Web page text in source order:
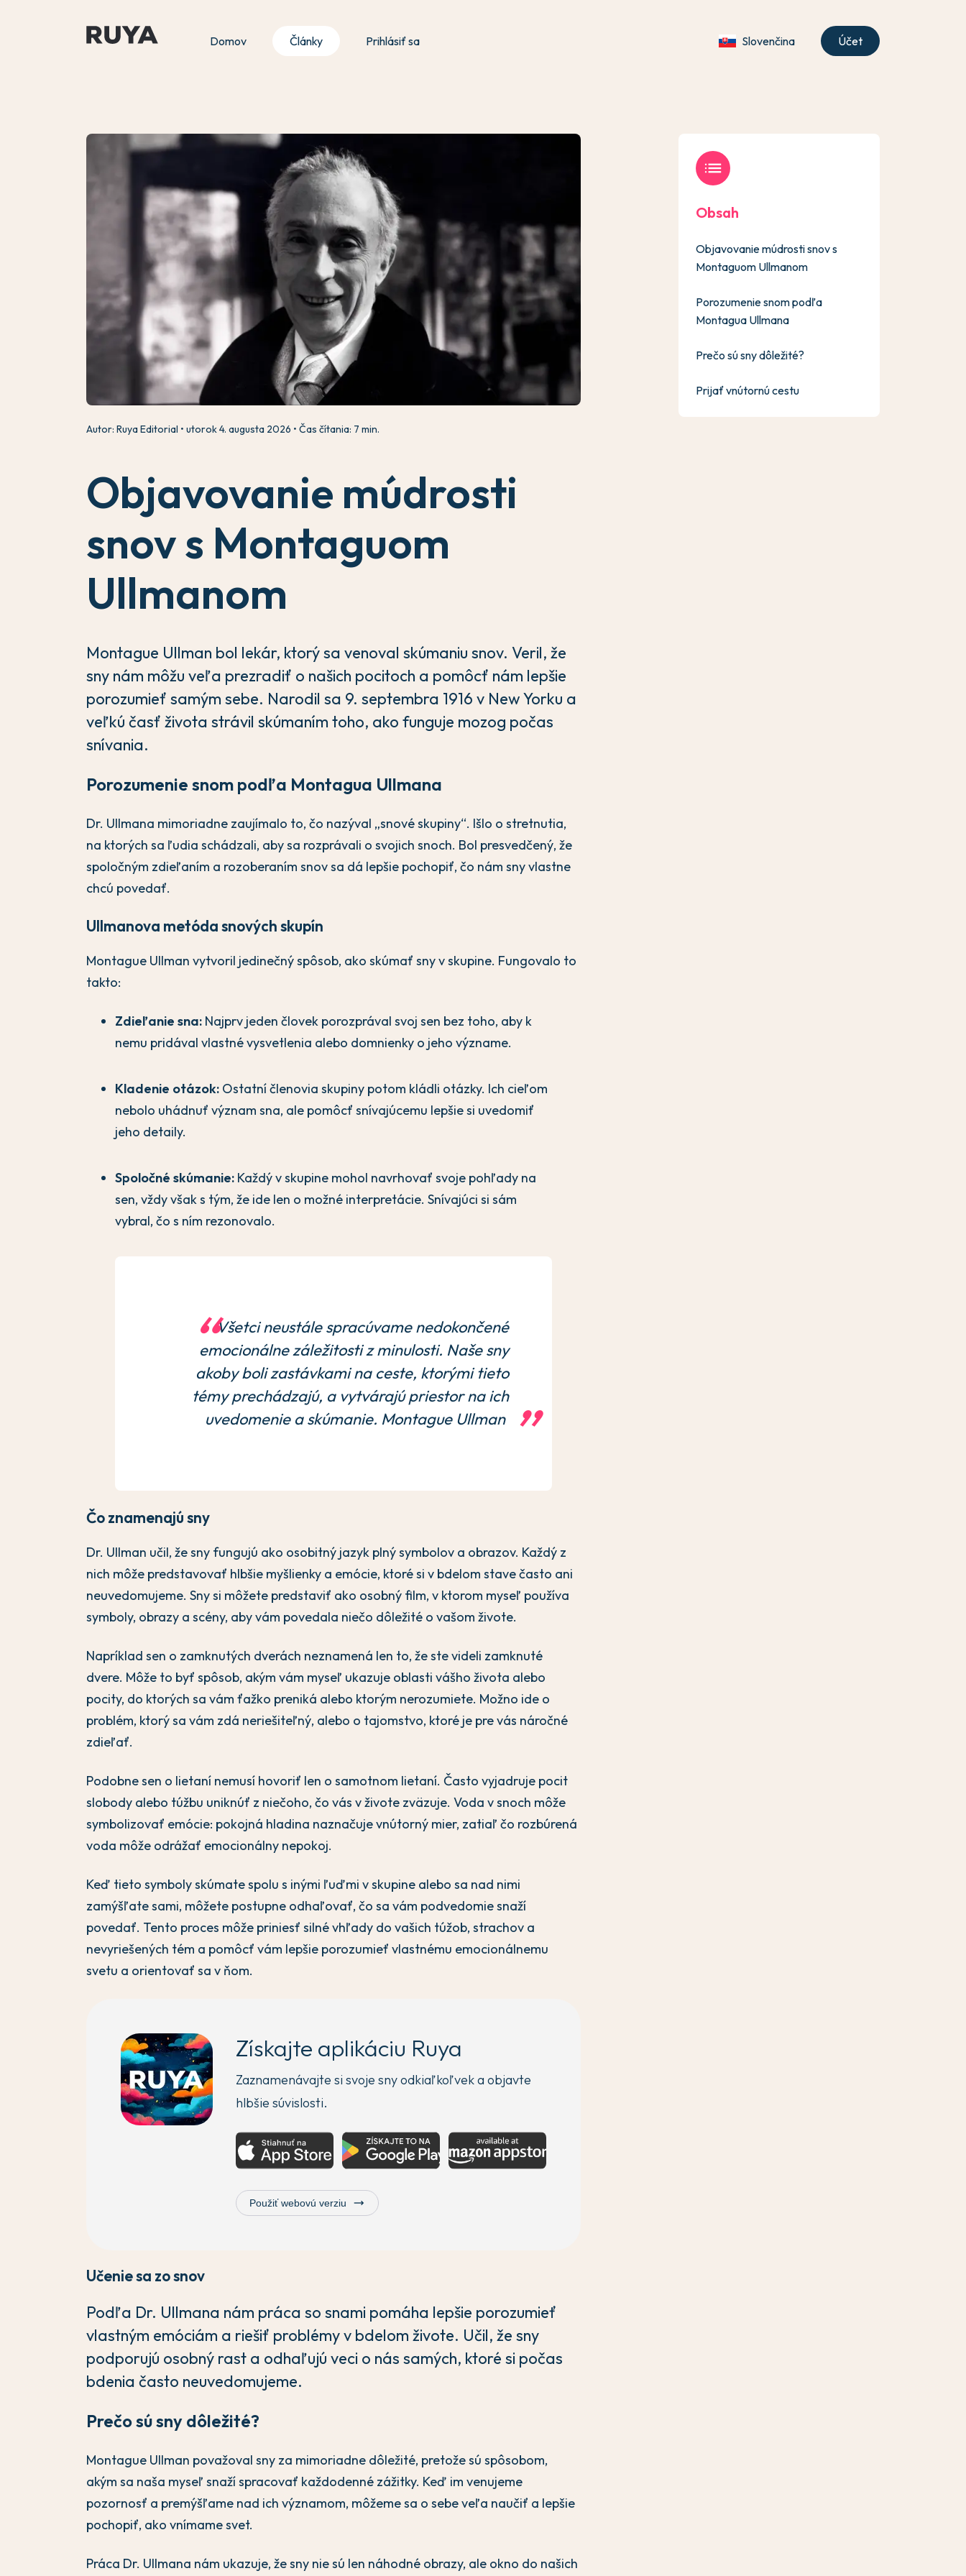
Domov Články Prihlásiť sa Slovenčina Účet
Autor: Ruya Editorial utorok 4. augusta 2026 Čas čítania: 7 min.
Objavovanie múdrosti
snov s Montaguom
Ullmanom
Montague Ullman bol lekár, ktorý sa venoval skúmaniu snov. Veril, že
sny nám môžu veľa prezradiť o našich pocitoch a pomôcť nám lepšie
porozumieť samým sebe. Narodil sa 9. septembra 1916 v New Yorku a
veľkú časť života strávil skúmaním toho, ako funguje mozog počas
snívania.
Porozumenie snom podľa Montagua Ullmana
Dr. Ullmana mimoriadne zaujímalo to, čo nazýval „snové skupiny“. Išlo o stretnutia,
na ktorých sa ľudia schádzali, aby sa rozprávali o svojich snoch. Bol presvedčený, že
spoločným zdieľaním a rozoberaním snov sa dá lepšie pochopiť, čo nám sny vlastne
chcú povedať.
Ullmanova metóda snových skupín
Montague Ullman vytvoril jedinečný spôsob, ako skúmať sny v skupine. Fungovalo to
takto:
Zdieľanie sna: Najprv jeden človek porozprával svoj sen bez toho, aby k
nemu pridával vlastné vysvetlenia alebo domnienky o jeho význame.
Kladenie otázok: Ostatní členovia skupiny potom kládli otázky. Ich cieľom
nebolo uhádnuť význam sna, ale pomôcť snívajúcemu lepšie si uvedomiť
jeho detaily.
Spoločné skúmanie: Každý v skupine mohol navrhovať svoje pohľady na
sen, vždy však s tým, že ide len o možné interpretácie. Snívajúci si sám
vybral, čo s ním rezonovalo.
Všetci neustále spracúvame nedokončené
emocionálne záležitosti z minulosti. Naše sny
akoby boli zastávkami na ceste, ktorými tieto
témy prechádzajú, a vytvárajú priestor na ich
uvedomenie a skúmanie. Montague Ullman
Čo znamenajú sny
Dr. Ullman učil, že sny fungujú ako osobitný jazyk plný symbolov a obrazov. Každý z
nich môže predstavovať hlbšie myšlienky a emócie, ktoré si v bdelom stave často ani
neuvedomujeme. Sny si môžete predstaviť ako osobný film, v ktorom myseľ používa
symboly, obrazy a scény, aby vám povedala niečo dôležité o vašom živote.
Napríklad sen o zamknutých dverách neznamená len to, že ste videli zamknuté
dvere. Môže to byť spôsob, akým vám myseľ ukazuje oblasti vášho života alebo
pocity, do ktorých sa vám ťažko preniká alebo ktorým nerozumiete. Možno ide o
problém, ktorý sa vám zdá neriešiteľný, alebo o tajomstvo, ktoré je pre vás náročné
zdieľať.
Podobne sen o lietaní nemusí hovoriť len o samotnom lietaní. Často vyjadruje pocit
slobody alebo túžbu uniknúť z niečoho, čo vás v živote zväzuje. Voda v snoch môže
symbolizovať emócie: pokojná hladina naznačuje vnútorný mier, zatiaľ čo rozbúrená
voda môže odrážať emocionálny nepokoj.
Keď tieto symboly skúmate spolu s inými ľuďmi v skupine alebo sa nad nimi
zamýšľate sami, môžete postupne odhaľovať, čo sa vám podvedomie snaží
povedať. Tento proces môže priniesť silné vhľady do vašich túžob, strachov a
nevyriešených tém a pomôcť vám lepšie porozumieť vlastnému emocionálnemu
svetu a orientovať sa v ňom.
Získajte aplikáciu Ruya
Zaznamenávajte si svoje sny odkiaľkoľvek a objavte
hlbšie súvislosti.
Použiť webovú verziu trending_flat
Učenie sa zo snov
Podľa Dr. Ullmana nám práca so snami pomáha lepšie porozumieť
vlastným emóciám a riešiť problémy v bdelom živote. Učil, že sny
podporujú osobný rast a odhaľujú veci o nás samých, ktoré si počas
bdenia často neuvedomujeme.
Prečo sú sny dôležité?
Montague Ullman považoval sny za mimoriadne dôležité, pretože sú spôsobom,
akým sa naša myseľ snaží spracovať každodenné zážitky. Keď im venujeme
pozornosť a premýšľame nad ich významom, môžeme sa o sebe veľa naučiť a lepšie
pochopiť, ako vnímame svet.
Práca Dr. Ullmana nám ukazuje, že sny nie sú len náhodné obrazy, ale okno do našich
list
Obsah
Objavovanie múdrosti snov s
Montaguom Ullmanom
Porozumenie snom podľa
Montagua Ullmana
Prečo sú sny dôležité?
Prijať vnútornú cestu